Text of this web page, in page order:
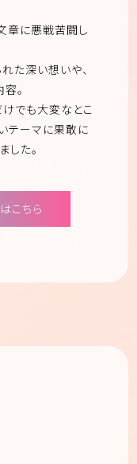
章に悪戦苦闘し
た深い想いや、
。
でも大変なとこ
テーマに果敢に
した。
こちら